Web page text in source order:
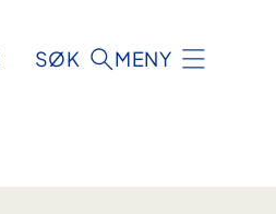
SØK MENY